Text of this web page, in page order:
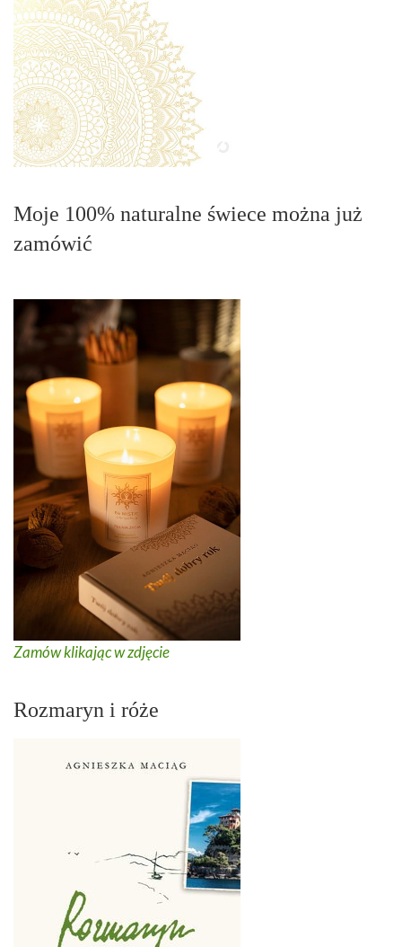
Moje 100% naturalne świece można już
zamówić
Zamów klikając w zdjęcie
Rozmaryn i róże